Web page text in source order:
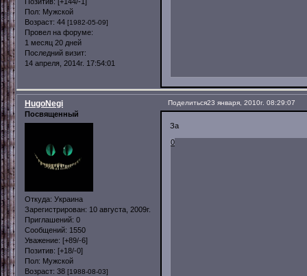
Пол: Мужской
Возраст: 44 [1982-05-09]
Провел на форуме:
1 месяц 20 дней
Последний визит:
14 апреля, 2014г. 17:54:01
Поделиться23 января, 2010г. 08:29:07
HugoNegi
Посвященный
Откуда: Украина
Зарегистрирован: 10 августа, 2009г.
Приглашений: 0
Сообщений: 1550
Уважение: [+89/-6]
Позитив: [+18/-0]
Пол: Мужской
Возраст: 38 [1988-08-03]
За
0